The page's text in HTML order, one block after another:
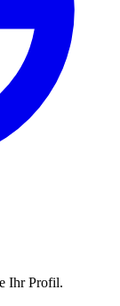
Ihr Profil.